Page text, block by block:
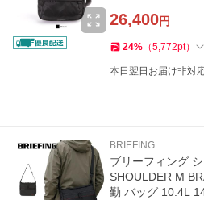
26,400円
24% （5,772pt）
本日翌日お届け非対
BRIEFING
ブリーフィング
SHOULDER M
勤 バッグ 10.4L 14インチ メン